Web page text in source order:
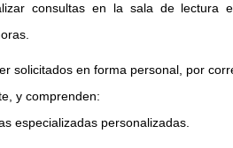
consultas en la sala de lectura
solicitados en forma personal, por
y comprenden:
especializadas personalizadas.